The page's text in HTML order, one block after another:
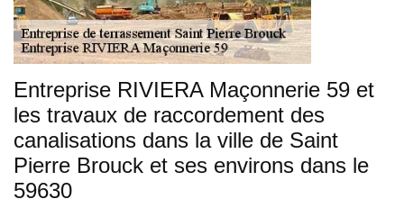
Entreprise RIVIERA Maçonnerie 59 et
les travaux de raccordement des
canalisations dans la ville de Saint
Pierre Brouck et ses environs dans le
59630